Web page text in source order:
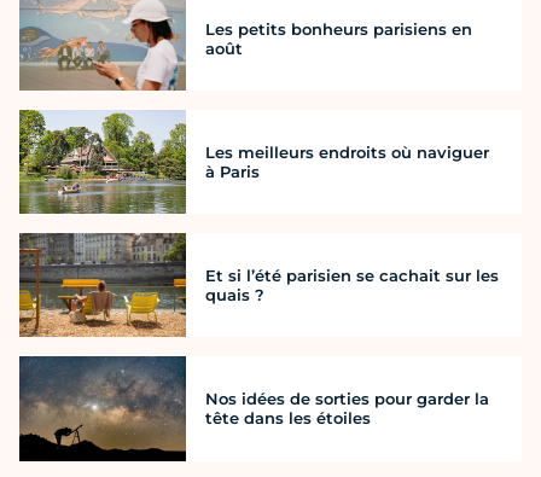
Les petits bonheurs parisiens en
août
Les meilleurs endroits où naviguer
à Paris
Et si l’été parisien se cachait sur les
quais ?
Nos idées de sorties pour garder la
tête dans les étoiles